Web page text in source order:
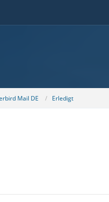
Mail DE Erledigt